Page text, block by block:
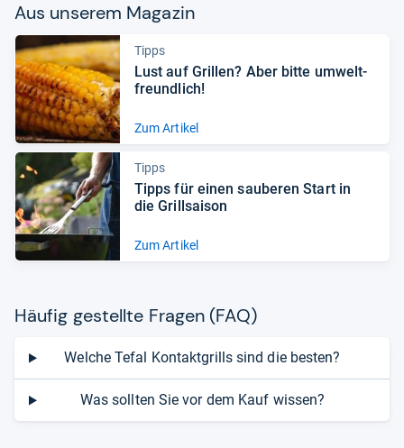
Aus unse­rem Maga­zin
Tipps
Lust auf Gril­len? Aber bitte umwelt­
freund­lich!
Zum Artikel
Tipps
Tipps für einen sau­be­ren Start in
die Grill­sai­son
Zum Artikel
Häu­fig gestellte Fra­gen (FAQ)
Welche Tefal Kontaktgrills sind die besten?
Was sollten Sie vor dem Kauf wissen?